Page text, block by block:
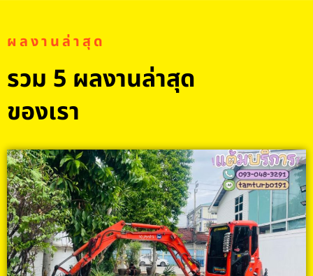
ผลงานล่าสุด
รวม 5 ผลงานล่าสุด
ของเรา